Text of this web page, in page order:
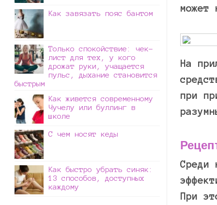
может
На
при
Среди
При
Как завязать пояс бантом
Только спокойствие: чек-
лист для тех, у кого
дрожат руки, учащается
пульс, дыхание становится
быстрым
Как живется современному
Чучелу или буллинг в
школе
С чем носят кеды
Как быстро убрать синяк:
13 способов, доступных
каждому